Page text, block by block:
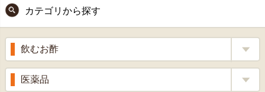
ップ
へ
カテゴリから探す
飲むお酢
補酵素のちから
医薬品